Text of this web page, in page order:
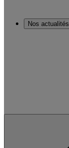
Nos actualités